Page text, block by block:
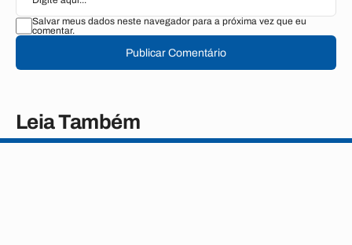
Salvar meus dados neste navegador para a próxima vez que eu
comentar.
Publicar Comentário
Leia Também